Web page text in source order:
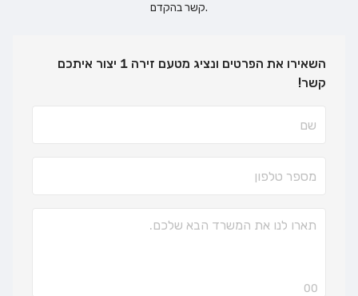
קשר בהקדם.
השאירו את הפרטים ונציג מטעם זירה 1 יצור איתכם
קשר!
00